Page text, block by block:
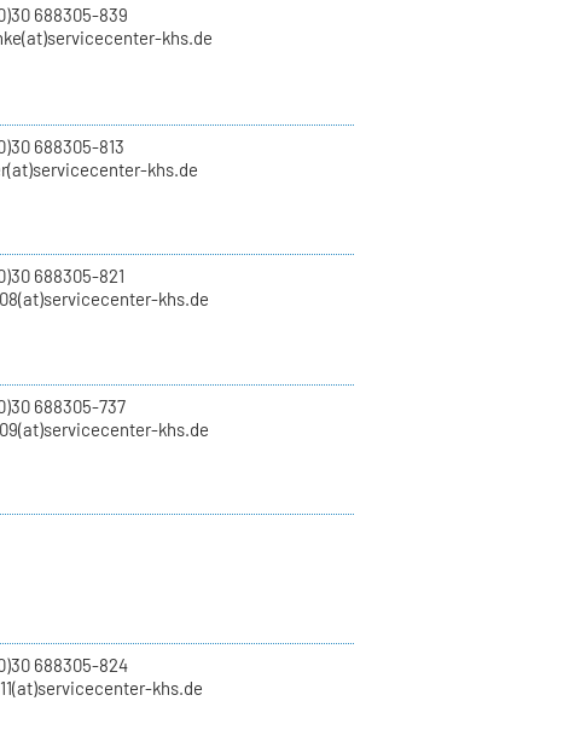
688305-839
khs.de
688305-813
khs.de
688305-821
khs.de
688305-737
khs.de
688305-824
khs.de